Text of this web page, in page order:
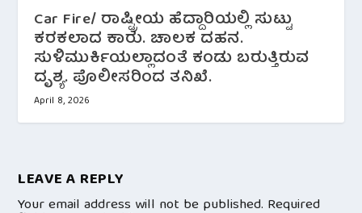
Car Fire/ ರಾಷ್ಟ್ರೀಯ ಹೆದ್ದಾರಿಯಲ್ಲಿ ಸುಟ್ಟು
ಕರಕಲಾದ ಕಾರು. ಚಾಲಕ ದಹನ.
ಸುಳಿಮುರ್ಕಿಯಲ್ಲಾದಂತೆ ಕಂಡು ಬರುತ್ತಿರುವ
ದೃಶ್ಯ. ಪೊಲೀಸರಿಂದ ತನಿಖೆ.
April 8, 2026
LEAVE A REPLY
Your email address will not be published. Required